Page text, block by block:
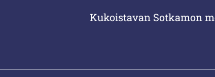
Kukoistavan Sotkamon